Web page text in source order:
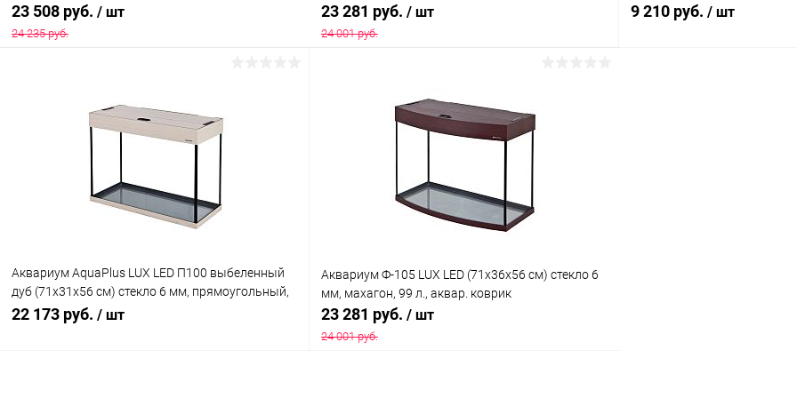
2х18 Вт, аквар. коврик
23 508 руб. / шт
24 235 руб.
Купить в 1 клик Сравнение
Под заказ
23 281 руб. / шт
24 001 руб.
Купить в 1 клик Сравнение
Под заказ
светильником 1х15Вт.
9 210 руб. / шт
Аквариум AquaPlus LUX LED П100 выбеленный
дуб (71х31х56 см) стекло 6 мм, прямоугольный,
92 л., аквар. коврик
22 173 руб. / шт
Аквариум Ф-105 LUX LED (71х36х56 см) стекло 6
мм, махагон, 99 л., аквар. коврик
23 281 руб. / шт
24 001 руб.